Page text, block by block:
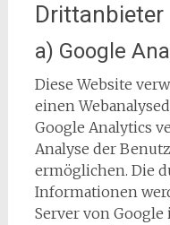
Drittanbieter
a) Google
Diese Website
einen
Google Analytics
Analyse der
ermöglichen. Die
Informationen
Server von